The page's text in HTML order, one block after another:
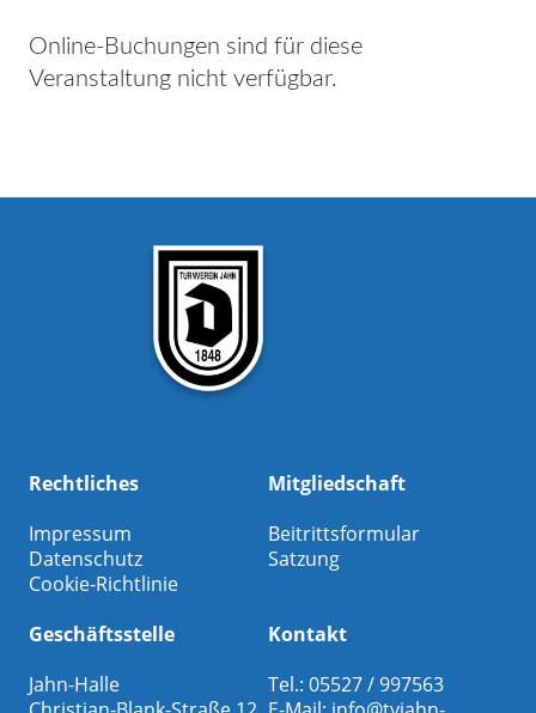
Online-Buchungen sind für diese
Veranstaltung nicht verfügbar.
Rechtliches
Impressum
Datenschutz
Cookie-Richtlinie
Mitgliedschaft
Beitrittsformular
Satzung
Geschäftsstelle
Jahn-Halle
Kontakt
Tel.: 05527 / 997563